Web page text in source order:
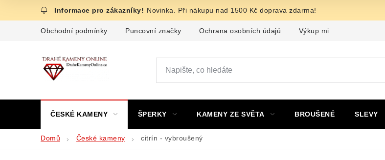
Novinka. Při nákupu nad 1500 Kč doprava zdarma!
Obchodní podmínky Puncovní značky Ochrana osobních údajů Výkup minerálů a drahých
ČESKÉ KAMENY ŠPERKY KAMENY ZE SVĚTA BROUŠENÉ SLEVY
Domů České kameny citrín - vybroušený